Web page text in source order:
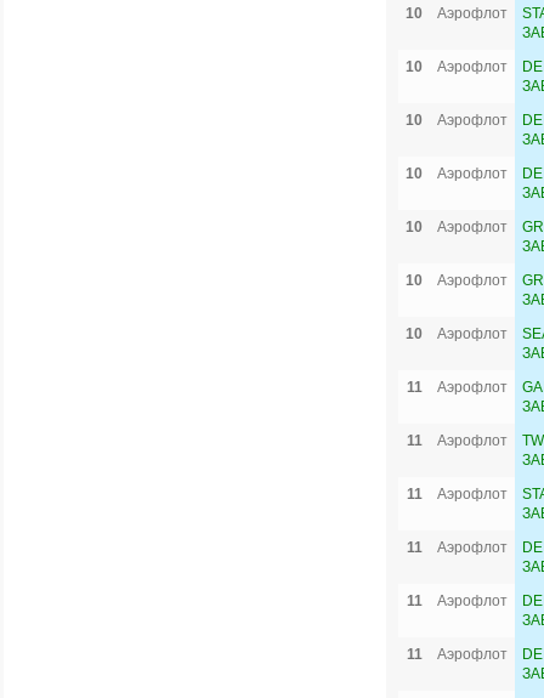
10
Аэрофлот
10
Аэрофлот
10
Аэрофлот
10
Аэрофлот
10
Аэрофлот
10
Аэрофлот
10
Аэрофлот
11
Аэрофлот
11
Аэрофлот
11
Аэрофлот
11
Аэрофлот
11
Аэрофлот
11
Аэрофлот